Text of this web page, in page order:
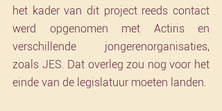
het kader van dit project reeds contact
werd opgenomen met Actiris en
verschillende jongerenorganisaties,
zoals JES. Dat overleg zou nog voor het
einde van de legislatuur moeten landen.